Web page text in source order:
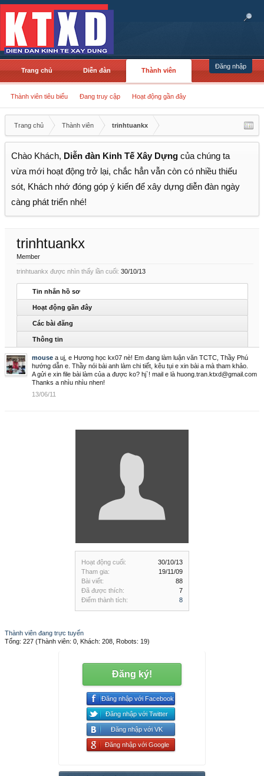
Đăng nhập
Trang chủ Diễn đàn Thành viên
Thành viên tiêu biểu Đang truy cập Hoạt động gần đây
Trang chủ Thành viên trinhtuankx
Chào Khách, Diễn đàn Kinh Tế Xây Dựng của chúng ta
vừa mới hoạt động trở lại, chắc hẳn vẫn còn có nhiều thiếu
sót, Khách nhớ đóng góp ý kiến để xây dựng diễn đàn ngày
càng phát triển nhé!
Hoạt động cuối:
30/10/13
Tham gia:
19/11/09
Bài viết:
88
Đã được thích:
7
Điểm thành tích:
8
trinhtuankx
Member
trinhtuankx được nhìn thấy lần cuối: 30/10/13
Tin nhắn hồ sơ
Hoạt động gần đây
Các bài đăng
Thông tin
mouse a uj, e Hương học kx07 nè! Em đang làm luận văn TCTC, Thầy Phú
hướng dẫn e. Thầy nói bài anh làm chi tiết, kêu tụi e xin bài a mà tham khảo.
A gửi e xin file bài làm của a được ko? hj`! mail e là huong.tran.ktxd@gmail.com
Thanks a nhìu nhìu nhen!
13/06/11
Thành viên đang trực tuyến
Tổng: 227 (Thành viên: 0, Khách: 208, Robots: 19)
Đăng ký!
Đăng nhập với Facebook
Đăng nhập với Twitter
Đăng nhập với VK
Đăng nhập với Google